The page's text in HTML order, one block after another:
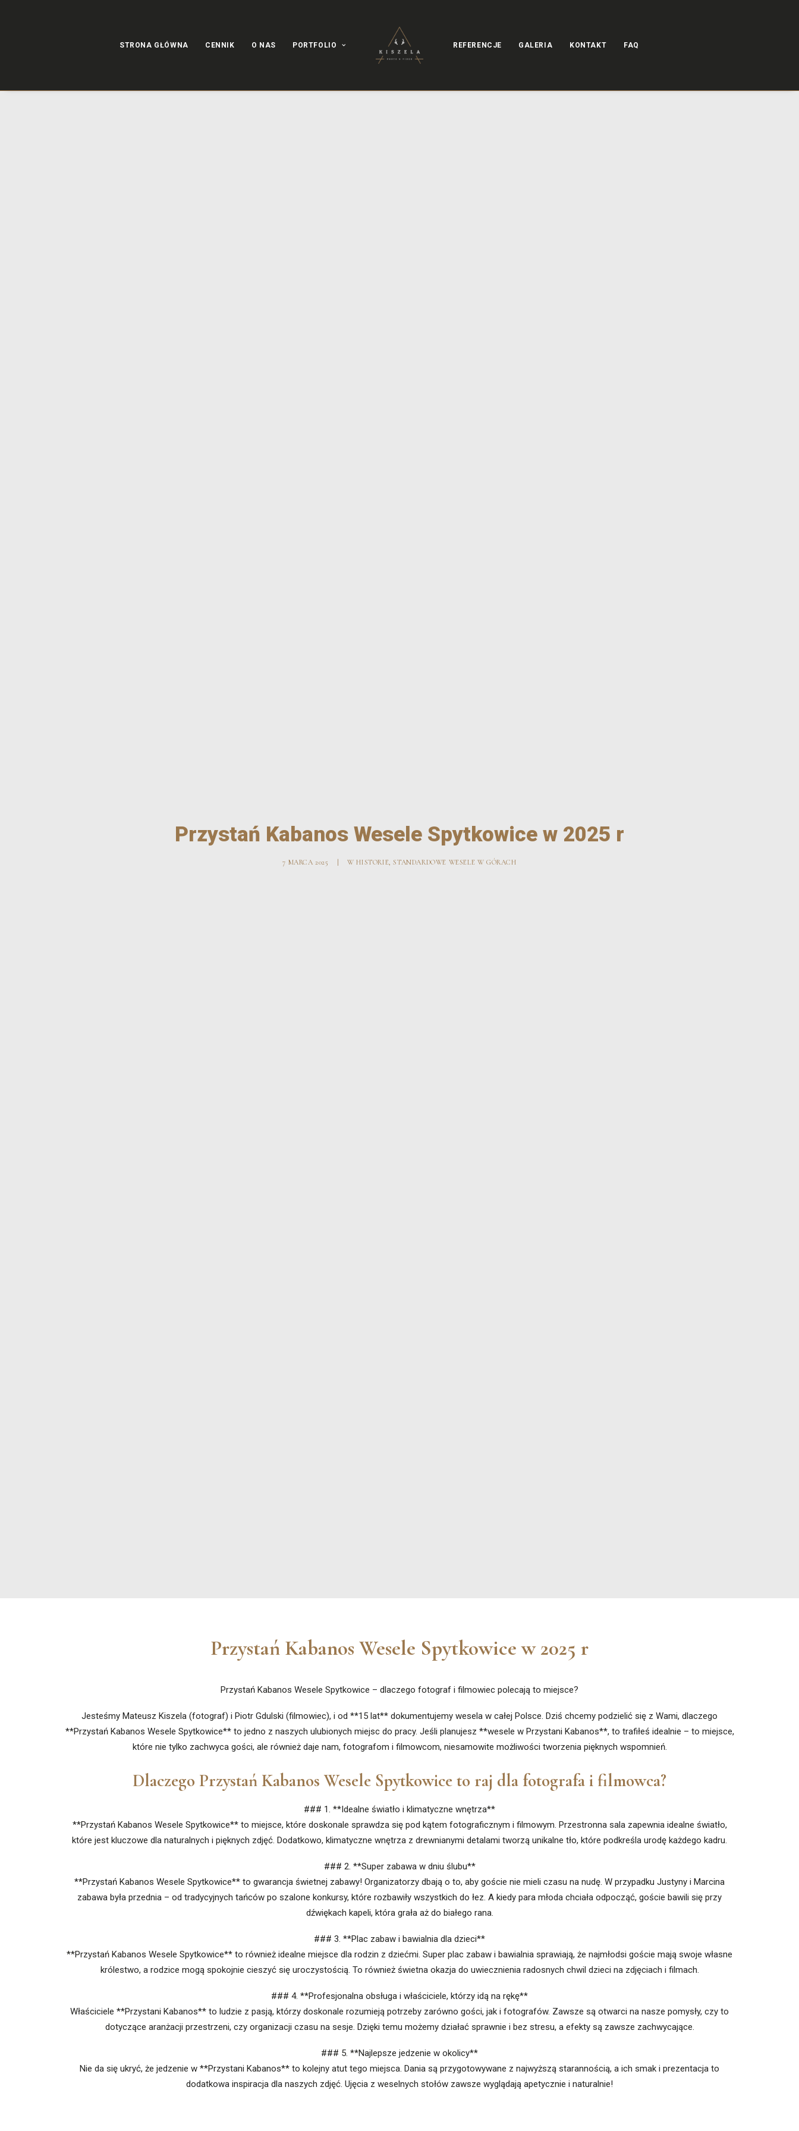
STRONA GŁÓWNA CENNIK O NAS PORTFOLIO REFERENCJE GALERIA KONTAKT FAQ
Przystań Kabanos Wesele Spytkowice w 2025 r
7 MARCA 2025 WHISTORIE,STANDARDOWE WESELE W GÓRACH
Przystań Kabanos Wesele Spytkowice w 2025 r
Przystań Kabanos Wesele Spytkowice – dlaczego fotograf i filmowiec polecają to miejsce?
Jesteśmy Mateusz Kiszela (fotograf) i Piotr Gdulski (filmowiec), i od **15 lat** dokumentujemy wesela w całej Polsce. Dziś chcemy podzielić się z Wami, dlaczego
**Przystań Kabanos Wesele Spytkowice** to jedno z naszych ulubionych miejsc do pracy. Jeśli planujesz **wesele w Przystani Kabanos**, to trafiłeś idealnie – to miejsce,
które nie tylko zachwyca gości, ale również daje nam, fotografom i filmowcom, niesamowite możliwości tworzenia pięknych wspomnień.
Dlaczego Przystań Kabanos Wesele Spytkowice to raj dla fotografa i filmowca?
### 1. **Idealne światło i klimatyczne wnętrza**
**Przystań Kabanos Wesele Spytkowice** to miejsce, które doskonale sprawdza się pod kątem fotograficznym i filmowym. Przestronna sala zapewnia idealne światło,
które jest kluczowe dla naturalnych i pięknych zdjęć. Dodatkowo, klimatyczne wnętrza z drewnianymi detalami tworzą unikalne tło, które podkreśla urodę każdego kadru.
### 2. **Super zabawa w dniu ślubu**
**Przystań Kabanos Wesele Spytkowice** to gwarancja świetnej zabawy! Organizatorzy dbają o to, aby goście nie mieli czasu na nudę. W przypadku Justyny i Marcina
zabawa była przednia – od tradycyjnych tańców po szalone konkursy, które rozbawiły wszystkich do łez. A kiedy para młoda chciała odpocząć, goście bawili się przy
dźwiękach kapeli, która grała aż do białego rana.
### 3. **Plac zabaw i bawialnia dla dzieci**
**Przystań Kabanos Wesele Spytkowice** to również idealne miejsce dla rodzin z dziećmi. Super plac zabaw i bawialnia sprawiają, że najmłodsi goście mają swoje własne
królestwo, a rodzice mogą spokojnie cieszyć się uroczystością. To również świetna okazja do uwiecznienia radosnych chwil dzieci na zdjęciach i filmach.
### 4. **Profesjonalna obsługa i właściciele, którzy idą na rękę**
Właściciele **Przystani Kabanos** to ludzie z pasją, którzy doskonale rozumieją potrzeby zarówno gości, jak i fotografów. Zawsze są otwarci na nasze pomysły, czy to
dotyczące aranżacji przestrzeni, czy organizacji czasu na sesje. Dzięki temu możemy działać sprawnie i bez stresu, a efekty są zawsze zachwycające.
### 5. **Najlepsze jedzenie w okolicy**
Nie da się ukryć, że jedzenie w **Przystani Kabanos** to kolejny atut tego miejsca. Dania są przygotowywane z najwyższą starannością, a ich smak i prezentacja to
dodatkowa inspiracja dla naszych zdjęć. Ujęcia z weselnych stołów zawsze wyglądają apetycznie i naturalnie!